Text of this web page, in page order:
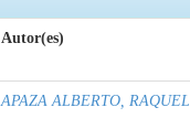
Autor(es)
APAZA ALBERTO, RAQUEL